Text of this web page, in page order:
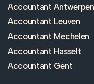
Accountant Antwerpen
Accountant Leuven
Accountant Mechelen
Accountant Hasselt
Accountant Gent